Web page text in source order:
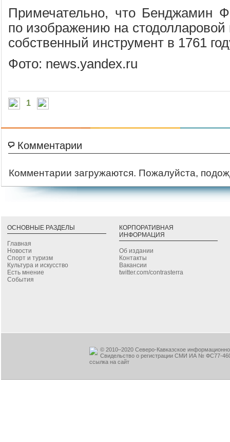
Примечательно, что Бенджамин
по изображению на стодолларовой
собственный инструмент в 1761
Фото: news.yandex.ru
1
Комментарии
Комментарии загружаются. Пожалуйста,
ОСНОВНЫЕ РАЗДЕЛЫ
Главная
Новости
Спорт и туризм
Культура и искусство
Есть мнение
События
КОРПОРАТИВНАЯ
ИНФОРМАЦИЯ
Об издании
Контакты
Вакансии
twitter.com/contrasterra
© 2010–2020 Северо-Кавказское
Свидельство о регистрации СМИ ИА № ФС77-
ссылка на сайт